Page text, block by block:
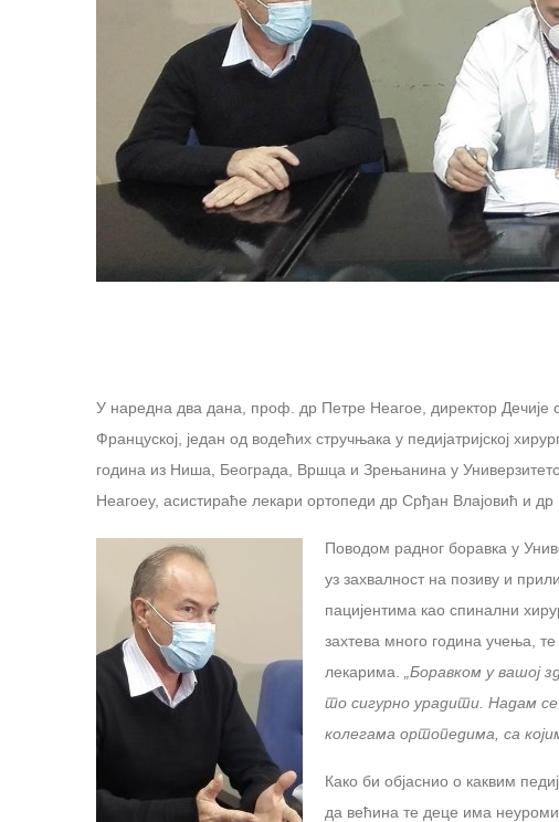
У наредна два дана, проф. др Петре Неагое, директор Дечије
Француској, један од водећих стручњака у педијатријској
година из Ниша, Београда, Вршца и Зрењанина у
Неагоеу, асистираће лекари ортопеди др Срђан Влајовић и
Поводом радног боравка у
уз захвалност на позиву и
пацијентима као спинални
захтева много година учења,
лекарима.
„Боравком у вашој
то сигурно урадити. Надам
колегама ортопедима, са
Како би објаснио о каквим
да већина те деце има